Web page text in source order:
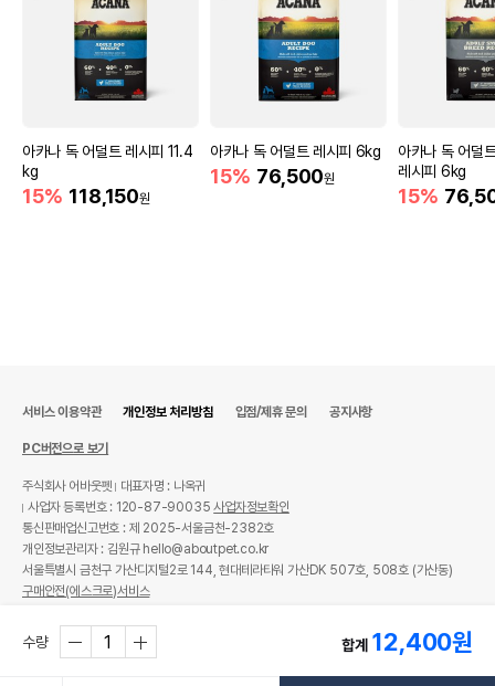
영양정보
제품표기함량
조단백질
조지방 0.01%
7.14%
아카나 독 어덜트 레시피 11.4
kg
15% 118,150원
아카나 독 어덜트 레시피 6kg
15% 76,500원
아카나 독 어덜
레시피 6kg
15%
수량 합계 12,400원
서비스 이용약관 개인정보 처리방침 입점/제휴 문의 공지사항
PC버전으로 보기
주식회사 어바웃펫
대표자명 : 나옥귀
사업자 등록번호 : 120-87-90035사업자정보확인
통신판매업신고번호 : 제 2025-서울금천-2382호
개인정보관리자 : 김원규 hello@aboutpet.co.kr
서울특별시 금천구 가산디지털2로 144, 현대테라타워 가산DK 507호, 508호 (가산동)
구매안전(에스크로)서비스